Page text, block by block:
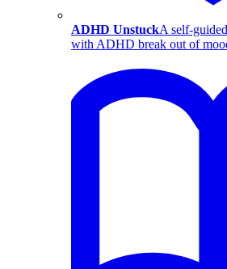
ADHD UnstuckA self-
with ADHD break out of